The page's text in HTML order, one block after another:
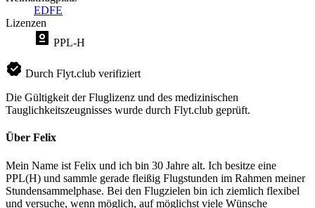
EDFE
Lizenzen
PPL-H
Durch Flyt.club verifiziert
Die Gültigkeit der Fluglizenz und des medizinischen
Tauglichkeitszeugnisses wurde durch Flyt.club geprüft.
Über Felix
Mein Name ist Felix und ich bin 30 Jahre alt. Ich besitze eine
PPL(H) und sammle gerade fleißig Flugstunden im Rahmen meiner
Stundensammelphase. Bei den Flugzielen bin ich ziemlich flexibel
und versuche, wenn möglich, auf möglichst viele Wünsche